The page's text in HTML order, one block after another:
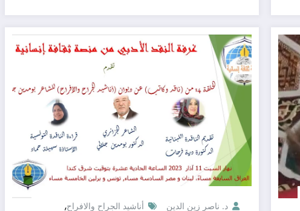
الروائي القدير( الدكتور محمد اقبال
حرب) يشترك في القراءات النقدية
أعضاء (غرفة النقد الأدبي لمنصة ثقافة
انسانية) كلٌّ من :
د. ناصر زين الدين أناشيد الجراح والافراح,